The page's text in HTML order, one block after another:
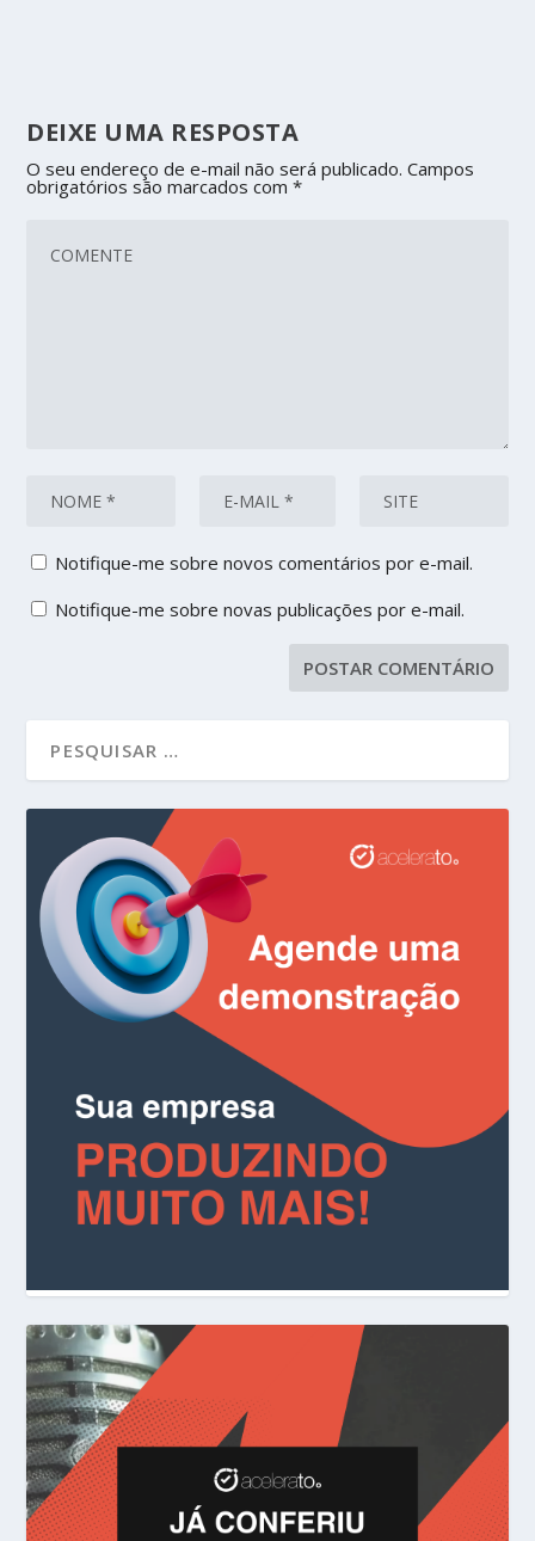
DEIXE UMA RESPOSTA
O seu endereço de e-mail não será publicado. Campos
obrigatórios são marcados com*
Notifique-me sobre novos comentários por e-mail.
Notifique-me sobre novas publicações por e-mail.